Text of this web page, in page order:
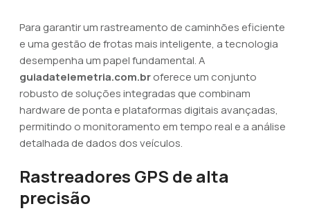
Para garantir um rastreamento de caminhões eficiente
e uma gestão de frotas mais inteligente, a tecnologia
desempenha um papel fundamental. A
guiadatelemetria.com.broferece um conjunto
robusto de soluções integradas que combinam
hardware de ponta e plataformas digitais avançadas,
permitindo o monitoramento em tempo real e a análise
detalhada de dados dos veículos.
Rastreadores GPS de alta
precisão